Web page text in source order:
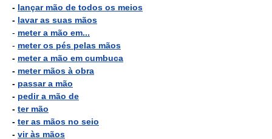
- lançar mão de todos os meios
- lavar as suas mãos
- meter a mão em...
- meter os pés pelas mãos
- meter a mão em cumbuca
- meter mãos à obra
- passar a mão
- pedir a mão de
- ter mão
- ter as mãos no seio
- vir às mãos